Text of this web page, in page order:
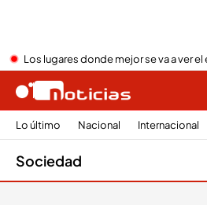
Los lugares donde mejor se va a ver
Lo último Nacional Internacional
Sociedad